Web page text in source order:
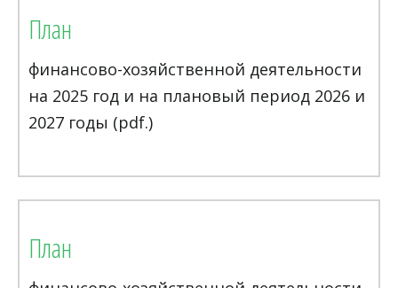
План
финансово-хозяйственной деятельности
на 2025 год и на плановый период 2026 и
2027 годы (pdf.)
План